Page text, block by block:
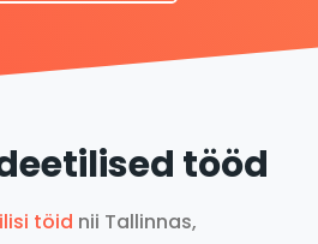
tööd
töid nii Tallinnas,